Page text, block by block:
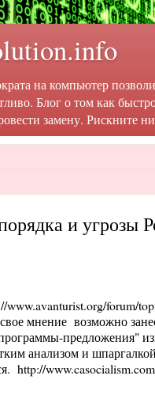
на компьютер
Блог о том как
замену. Рискните
и угрозы
www.avanturist.org/forum/
мнение возможно
предложения"
анализом и
http://